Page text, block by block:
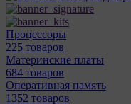
Процессоры
225 товаров
Материнcкие платы
684 товаров
Оперативная память
1352 товаров